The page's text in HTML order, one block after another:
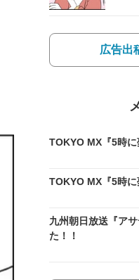
広告出
TOKYO MX『5時に
TOKYO MX『5時に
九州朝日放送『ア
た！！